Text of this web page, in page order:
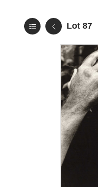
Lot 87